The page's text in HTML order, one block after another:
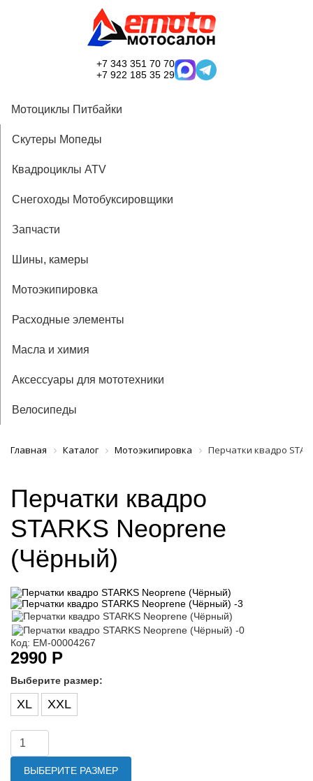
+7 343 351 70 70
+7 922 185 35 29
Мотоциклы Питбайки
Скутеры Мопеды
Квадроциклы ATV
Снегоходы Мотобуксировщики
Запчасти
Шины, камеры
Мотоэкипировка
Расходные элементы
Масла и химия
Аксессуары для мототехники
Велосипеды
Главная Каталог Мотоэкипировка Перчатки квадро
Перчатки квадро
STARKS Neoprene
(Чёрный)
Код: ЕМ-00004267
2990 Р
Выберите размер:
XL XXL
ВЫБЕРИТЕ РАЗМЕР